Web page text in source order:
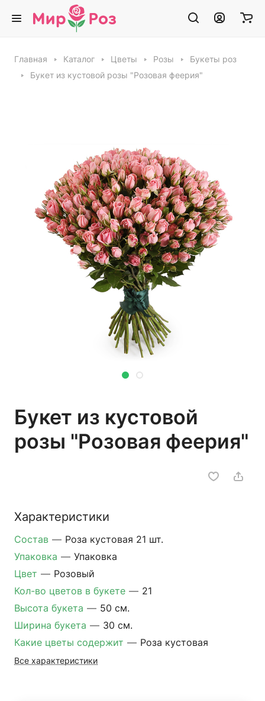
Главная Каталог Цветы Розы
Букеты роз
Букет из кустовой розы "Розовая феерия"
Букет из кустовой
розы "Розовая феерия"
Характеристики
Состав — Роза кустовая 21 шт.
Упаковка — Упаковка
Цвет — Розовый
Кол-во цветов в букете — 21
Высота букета — 50 см.
Ширина букета — 30 см.
Какие цветы содержит — Роза кустовая
Все характеристики